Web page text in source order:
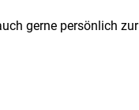
gerne persönlich zur